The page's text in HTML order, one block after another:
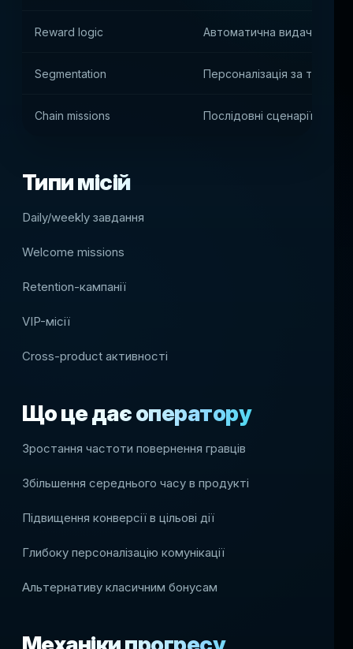
Reward logic Автоматична видача
Segmentation Персоналізація за типами
Chain missions Послідовні сценарії
Типи місій
Daily/weekly завдання
Welcome missions
Retention-кампанії
VIP-місії
Cross-product активності
Що це дає оператору
Зростання частоти повернення гравців
Збільшення середнього часу в продукті
Підвищення конверсії в цільові дії
Глибоку персоналізацію комунікації
Альтернативу класичним бонусам